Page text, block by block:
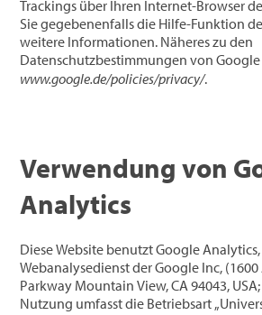
Trackings über Ihren Internet-Browser
Sie gegebenenfalls die Hilfe-Funktion
weitere Informationen. Näheres zu den
Datenschutzbestimmungen von
www.google.de/policies/privacy/.
Verwendung von
Analytics
Diese Website benutzt Google
Webanalysedienst der Google Inc,
Parkway Mountain View, CA 94043,
Nutzung umfasst die Betriebsart